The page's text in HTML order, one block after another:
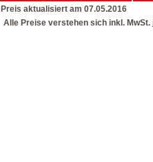
Preis aktualisiert am 07.05.2016
Alle Preise verstehen sich inkl.